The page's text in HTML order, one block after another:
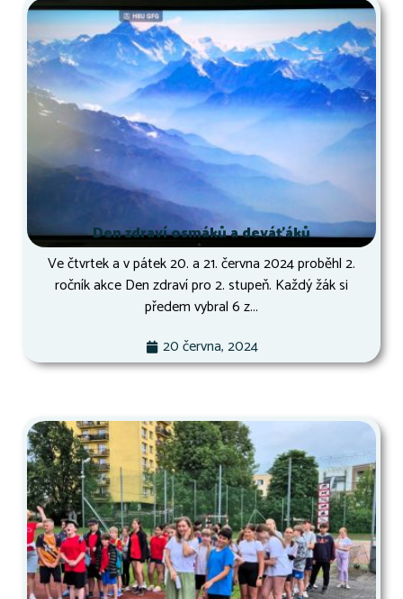
Den zdraví osmáků a deváťáků
Ve čtvrtek a v pátek 20. a 21. června 2024 proběhl 2.
ročník akce Den zdraví pro 2. stupeň. Každý žák si
předem vybral 6 z...
20 června, 2024